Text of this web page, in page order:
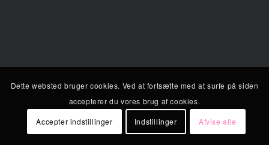
Dette websted bruger cookies. Ved at fortsætte med at surfe på siden
accepterer du vores brug af cookies.
Accepter indstillinger Indstillinger Afvise alle